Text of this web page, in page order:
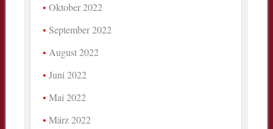
Oktober 2022
September 2022
August 2022
Juni 2022
Mai 2022
März 2022